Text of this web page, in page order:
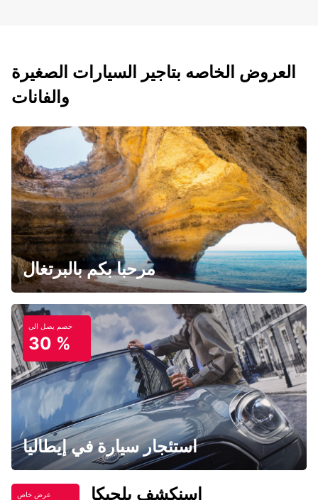
العروض الخاصه بتاجير السيارات الصغيرة
والفانات
مرحبا بكم بالبرتغال
خصم يصل الي
30 %
استئجار سيارة في إيطاليا
عرض خاص اسنكشف بلجيكا